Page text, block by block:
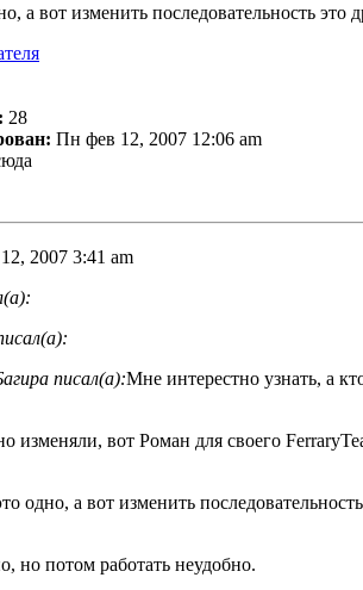
а вот изменить последовательность это
28
Пн фев 12, 2007 12:06 am
2007 3:41 am
писал(а):Мне интерестно узнать, а
изменяли, вот Роман для своего
одно, а вот изменить
но потом работать неудобно.